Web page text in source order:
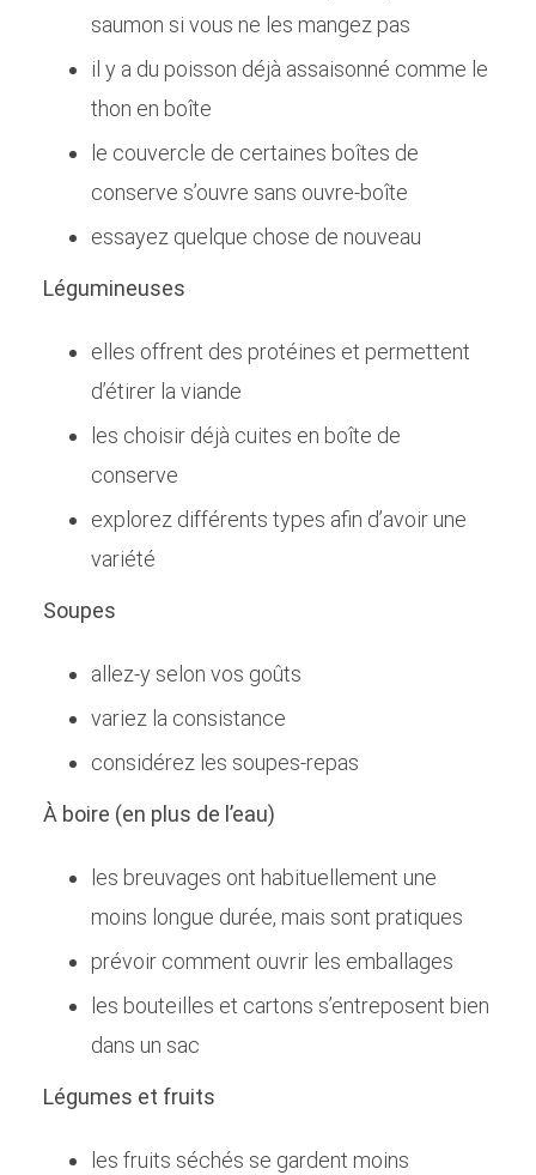
saumon si vous ne les mangez pas
il y a du poisson déjà assaisonné comme le
thon en boîte
le couvercle de certaines boîtes de
conserve s’ouvre sans ouvre-boîte
essayez quelque chose de nouveau
Légumineuses
elles offrent des protéines et permettent
d’étirer la viande
les choisir déjà cuites en boîte de
conserve
explorez différents types afin d’avoir une
variété
Soupes
allez-y selon vos goûts
variez la consistance
considérez les soupes-repas
À boire (en plus de l’eau)
les breuvages ont habituellement une
moins longue durée, mais sont pratiques
prévoir comment ouvrir les emballages
les bouteilles et cartons s’entreposent bien
dans un sac
Légumes et fruits
les fruits séchés se gardent moins